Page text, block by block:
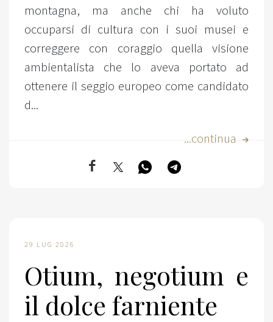
montagna, ma anche chi ha voluto
occuparsi di cultura con i suoi musei e
correggere con coraggio quella visione
ambientalista che lo aveva portato ad
ottenere il seggio europeo come candidato
d...
...continua
29 LUG 2026
Otium, negotium e
il dolce farniente